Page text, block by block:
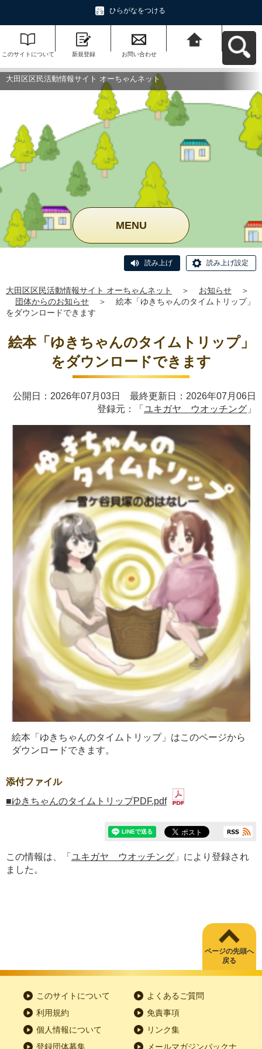
ひらがなをつける
このサイトについて 新規登録 お問い合わせ
ットへ戻る
大田区区民活動情報サイト オーちゃんネット
MENU
読み上げ 読み上げ設定
大田区区民活動情報サイト オーちゃんネット ＞ お知らせ
＞
団体からのお知らせ
＞
絵本「ゆきちゃんのタイムトリップ」
をダウンロードできます
絵本「ゆきちゃんのタイムトリップ」
をダウンロードできます
公開日：2026年07月03日 最終更新日：2026年07月06日
登録元：「 ユキガヤ ウオッチング 」
絵本「ゆきちゃんのタイムトリップ」はこのページから
ダウンロードできます。
添付ファイル
■ゆきちゃんのタイムトリップPDF.pdf
この情報は、「 ユキガヤ ウオッチング 」により登録され
ました。
ページの先頭へ
戻る
このサイトについて
よくあるご質問
利用規約
免責事項
個人情報について
リンク集
登録団体募集
メールマガジンバックナ